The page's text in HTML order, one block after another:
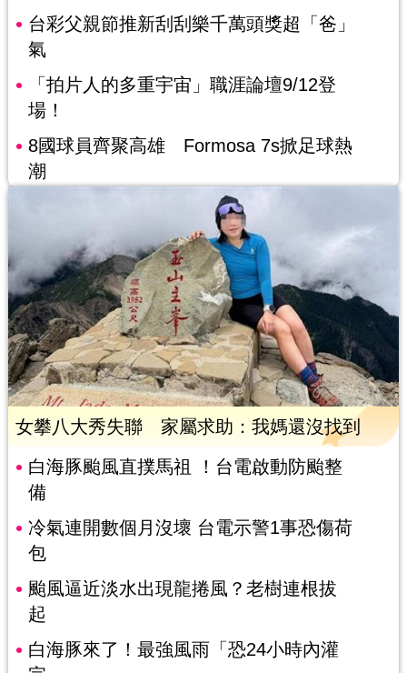
台彩父親節推新刮刮樂千萬頭獎超「爸」
氣
「拍片人的多重宇宙」職涯論壇9/12登
場！
8國球員齊聚高雄 Formosa 7s掀足球熱
潮
女攀八大秀失聯 家屬求助：我媽還沒找到
白海豚颱風直撲馬祖 ！台電啟動防颱整
備
冷氣連開數個月沒壞 台電示警1事恐傷荷
包
颱風逼近淡水出現龍捲風？老樹連根拔
起
白海豚來了！最強風雨「恐24小時內灌